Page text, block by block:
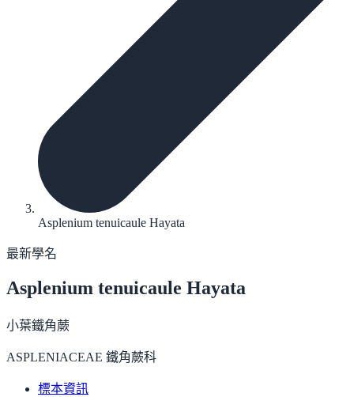
Asplenium tenuicaule Hayata
最新學名
Asplenium tenuicaule Hayata
小葉鐵角蕨
ASPLENIACEAE 鐵角蕨科
標本資訊